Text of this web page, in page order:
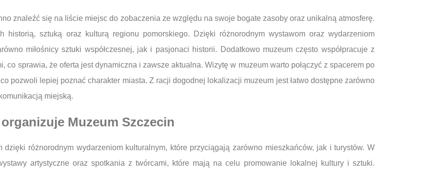
znaleźć się na liście miejsc do zobaczenia ze względu na swoje bogate zasoby oraz unikalną atmosferę.
historią, sztuką oraz kulturą regionu pomorskiego. Dzięki różnorodnym wystawom oraz wydarzeniom
miłośnicy sztuki współczesnej, jak i pasjonaci historii. Dodatkowo muzeum często współpracuje z
co sprawia, że oferta jest dynamiczna i zawsze aktualna. Wizytę w muzeum warto połączyć z spacerem po
pozwoli lepiej poznać charakter miasta. Z racji dogodnej lokalizacji muzeum jest łatwo dostępne zarówno
miejską.
Muzeum Szczecin
różnorodnym wydarzeniom kulturalnym, które przyciągają zarówno mieszkańców, jak i turystów. W
artystyczne oraz spotkania z twórcami, które mają na celu promowanie lokalnej kultury i sztuki.